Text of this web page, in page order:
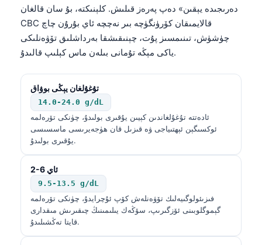
دەرىجىدە يېقىن» دەپ پەرەز قىلىش. كلېنىكتە، بۇ سان قالغان
CBC قالايمىقان كۆرۈنگۈچە بىر نەچچە ئاي بۇرۇن چاچ
چۈشۈش، تىنىمسىز پۇت، چېنىقىشقا بەرداشلىق تۆۋەنلىكى
ياكى مېڭە تۇمانى بىلەن ماس كېلىپ قالىدۇ.
تۇغۇلغان يېڭى بوۋاق
14.0-24.0 g/dL
ئادەتتە تۇغۇلغاندىن كېيىن يۇقىرى بولىدۇ، چۈنكى تۆرەلمە
ئوكسىگېن ئېھتىياجى ۋە قىزىل قان ھۈجەيرىسى ماسسىسى
يۇقىرى بولىدۇ.
2-6 ئاي
9.5-13.5 g/dL
فىزىئولوگىيەلىك تۆۋەنلەش كۆپ ئۇچرايدۇ، چۈنكى تۆرەلمە
گېموگلوبىنى ئۆزگىرىپ، سۆڭەك يىلىمىنىڭ چىقىرىش مىقدارى
قايتا تەڭشىلىدۇ.